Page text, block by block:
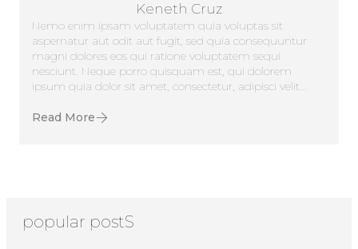
Keneth Cruz
Nemo enim ipsam voluptatem quia voluptas sit
aspernatur aut odit aut fugit, sed quia consequuntur
magni dolores eos qui ratione voluptatem sequi
nesciunt. Neque porro quisquam est, qui dolorem
ipsum quia dolor sit amet, consectetur, adipisci velit...
Read More
popular postS